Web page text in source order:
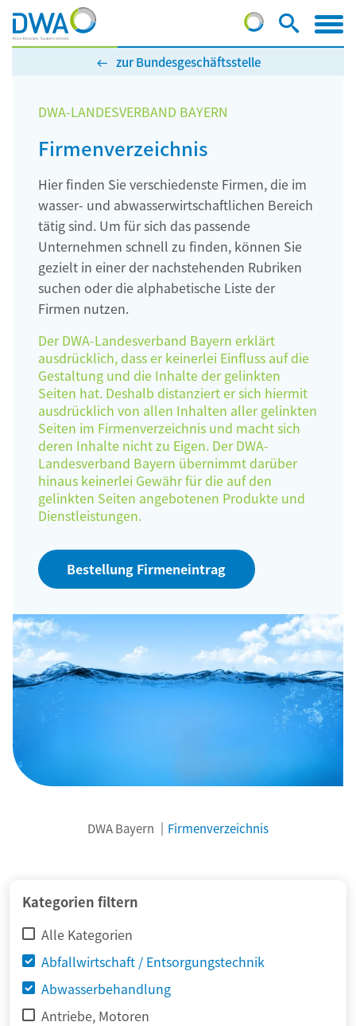
zur Bundesgeschäftsstelle
DWA-LANDESVERBAND BAYERN
Firmenverzeichnis
Hier finden Sie verschiedenste Firmen, die im
wasser- und abwasserwirtschaftlichen Bereich
tätig sind. Um für sich das passende
Unternehmen schnell zu finden, können Sie
gezielt in einer der nachstehenden Rubriken
suchen oder die alphabetische Liste der
Firmen nutzen.
Der DWA-Landesverband Bayern erklärt
ausdrücklich, dass er keinerlei Einfluss auf die
Gestaltung und die Inhalte der gelinkten
Seiten hat. Deshalb distanziert er sich hiermit
ausdrücklich von allen Inhalten aller gelinkten
Seiten im Firmenverzeichnis und macht sich
deren Inhalte nicht zu Eigen. Der DWA-
Landesverband Bayern übernimmt darüber
hinaus keinerlei Gewähr für die auf den
gelinkten Seiten angebotenen Produkte und
Dienstleistungen.
Bestellung Firmeneintrag
DWA Bayern Firmenverzeichnis
Kategorien filtern
Alle Kategorien
Abfallwirtschaft / Entsorgungstechnik
Abwasserbehandlung
Antriebe, Motoren